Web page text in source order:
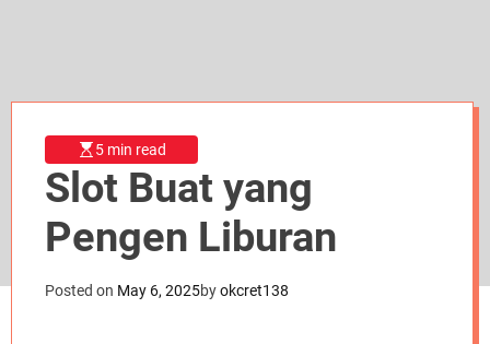
5 min read
Slot Buat yang
Pengen Liburan
Posted on May 6, 2025byokcret138